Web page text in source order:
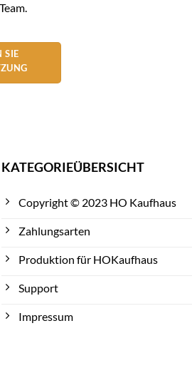
SIE
KATEGORIEÜBERSICHT
Copyright © 2023 HO Kaufhaus
Zahlungsarten
Produktion für HOKaufhaus
Support
Impressum